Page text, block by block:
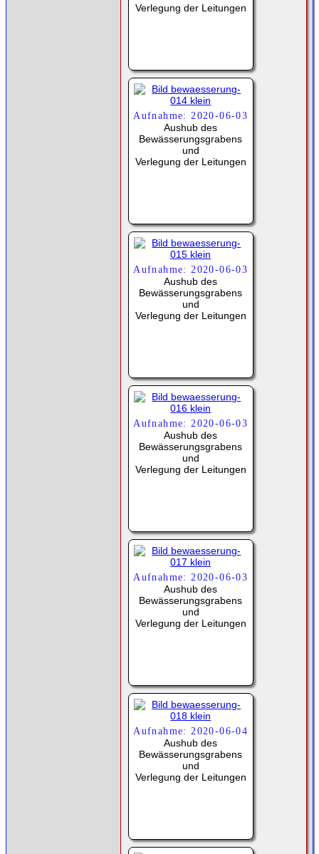
Verlegung der Leitungen
Aufnahme: 2020-06-03
Aushub des
Bewässerungsgrabens
und
Verlegung der Leitungen
Aufnahme: 2020-06-03
Aushub des
Bewässerungsgrabens
und
Verlegung der Leitungen
Aufnahme: 2020-06-03
Aushub des
Bewässerungsgrabens
und
Verlegung der Leitungen
Aufnahme: 2020-06-03
Aushub des
Bewässerungsgrabens
und
Verlegung der Leitungen
Aufnahme: 2020-06-04
Aushub des
Bewässerungsgrabens
und
Verlegung der Leitungen